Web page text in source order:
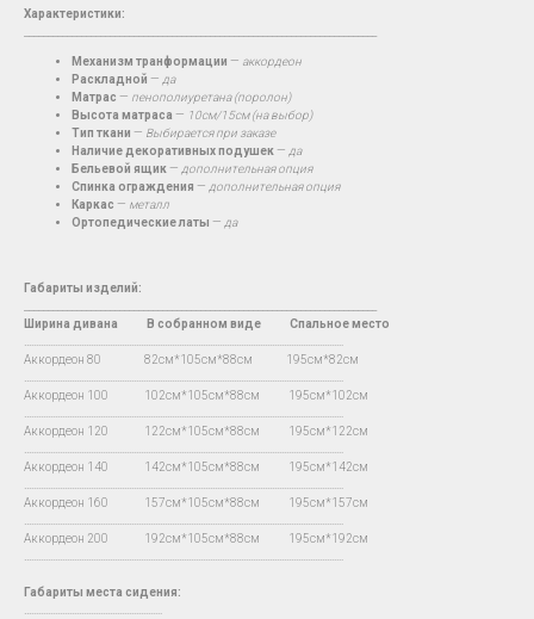
Характеристики:
Механизм транформации — аккордеон
Раскладной — да
Матрас — пенополиуретана (поролон)
Высота матраса — 10см/15см (на выбор)
Тип ткани — Выбирается при заказе
Наличие декоративных подушек — да
Бельевой ящик — дополнительная опция
Спинка ограждения — дополнительная опция
Каркас — металл
Ортопедические латы — да
Габариты изделий:
Ширина дивана
В собранном виде Спальное место
Аккордеон 80 82см*105см*88см 195см*82см
Аккордеон 100 102см*105см*88см 195см*102см
Аккордеон 120 122см*105см*88см 195см*122см
Аккордеон 140 142см*105см*88см 195см*142см
Аккордеон 160 157см*105см*88см 195см*157см
Аккордеон 200 192см*105см*88см 195см*192см
Габариты места сидения: